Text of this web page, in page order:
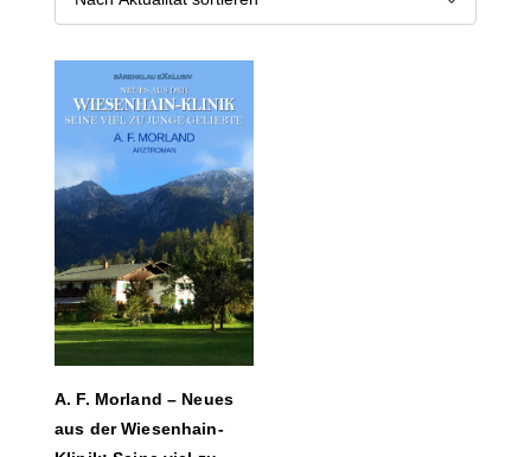
A. F. Morland – Neues
aus der Wiesenhain-